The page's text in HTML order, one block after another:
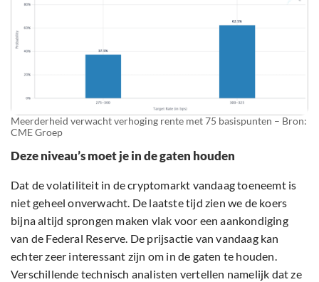
Meerderheid verwacht verhoging rente met 75 basispunten – Bron:
CME Groep
Deze niveau’s moet je in de gaten houden
Dat de volatiliteit in de cryptomarkt vandaag toeneemt is
niet geheel onverwacht. De laatste tijd zien we de koers
bijna altijd sprongen maken vlak voor een aankondiging
van de Federal Reserve. De prijsactie van vandaag kan
echter zeer interessant zijn om in de gaten te houden.
Verschillende technisch analisten vertellen namelijk dat ze